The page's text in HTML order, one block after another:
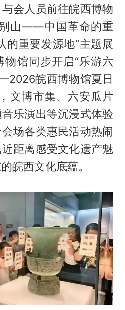
会人员前往皖西博物
山——中国革命的重
的重要发源地”主题展
物馆同步开启“乐游六
皖西博物馆夏日
文博市集、六安瓜片
乐演出等沉浸式体验
场各类惠民活动热闹
距离感受文化遗产魅
皖西文化底蕴。